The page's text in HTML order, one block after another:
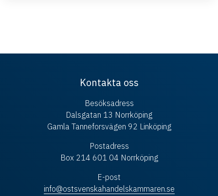
Kontakta oss
Besöksadress
Dalsgatan 13 Norrköping
Gamla Tanneforsvägen 92 Linköping
Postadress
Box 214 601 04 Norrköping
E-post
info@ostsvenskahandelskammaren.se